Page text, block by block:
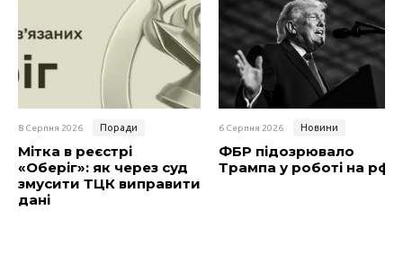
8 Серпня 2026 Поради
Мітка в реєстрі
«Оберіг»: як через суд
змусити ТЦК виправити
дані
6 Серпня 2026 Новини
ФБР підозрювало
Трампа у роботі на рф